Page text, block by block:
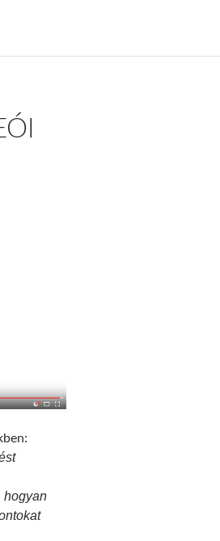
hogyan